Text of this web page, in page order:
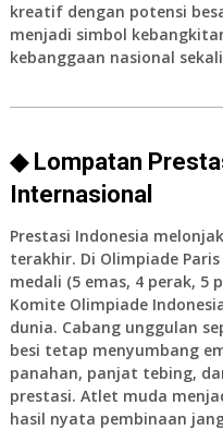
kreatif dengan potensi
menjadi simbol
kebanggaan nasional
◆ Lompatan
Internasional
Prestasi Indonesia
terakhir. Di Olimpiade
medali (5 emas, 4 perak, 5
Komite Olimpiade
dunia. Cabang unggulan
besi tetap menyumbang
panahan, panjat tebing,
prestasi. Atlet muda
hasil nyata pembinaan